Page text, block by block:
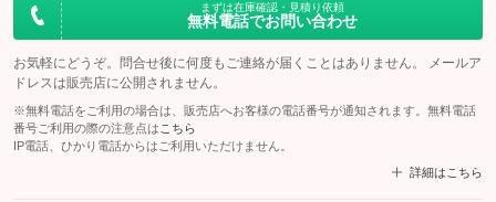
まずは在庫確認・見積り依頼
無料電話でお問い合わせ
お気軽にどうぞ。問合せ後に何度もご連絡が届くことはありません。 メールア
ドレスは販売店に公開されません。
※無料電話をご利用の場合は、販売店へお客様の電話番号が通知されます。無料電話
番号ご利用の際の注意点は こちら
IP電話、ひかり電話からはご利用いただけません。
詳細はこちら